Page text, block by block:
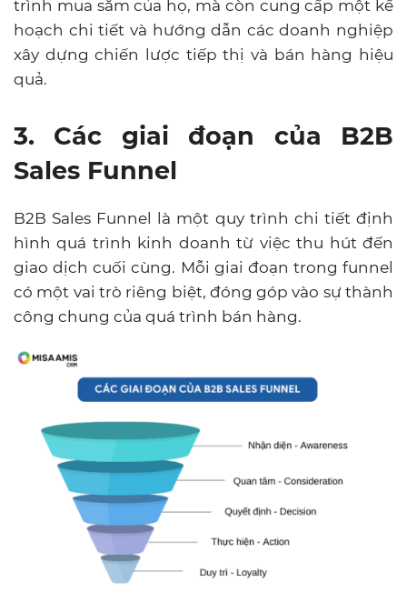
trình mua sắm của họ, mà còn cung cấp một kế
hoạch chi tiết và hướng dẫn các doanh nghiệp
xây dựng chiến lược tiếp thị và bán hàng hiệu
quả.
3. Các giai đoạn của B2B
Sales Funnel
B2B Sales Funnel là một quy trình chi tiết định
hình quá trình kinh doanh từ việc thu hút đến
giao dịch cuối cùng. Mỗi giai đoạn trong funnel
có một vai trò riêng biệt, đóng góp vào sự thành
công chung của quá trình bán hàng.